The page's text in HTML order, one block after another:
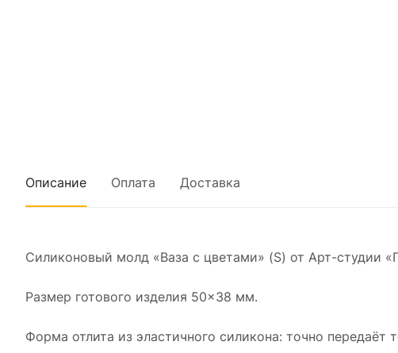
Описание Оплата Доставка
Силиконовый молд «Ваза с цветами» (S) от Арт-студии
Размер готового изделия 50×38 мм.
Форма отлита из эластичного силикона: точно передаёт